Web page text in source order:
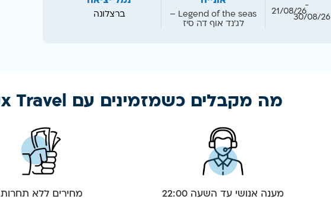
-
30/08/26
21/08/26
Legend of the seas –
לג’נד אוף דה סיז
ברצלונה
מה מקבלים כשמזמינים עם Lux Travel
מענה אנושי עד השעה 22:00 מחירים ללא תחרות